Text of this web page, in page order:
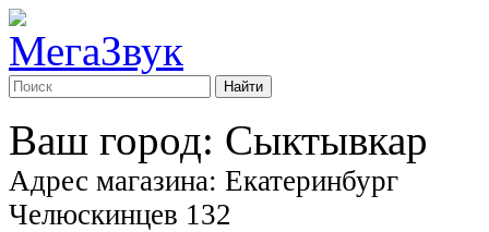
Найти
Ваш город: Сыктывкар
Адрес магазина: Екатеринбург
Челюскинцев 132